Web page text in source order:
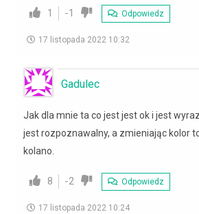
1 -1 Odpowiedz
17 listopada 2022 10:32
Gadulec
Jak dla mnie ta co jest jest ok i jest
jest rozpoznawalny, a zmieniając kolor
kolano.
8 -2 Odpowiedz
17 listopada 2022 10:24